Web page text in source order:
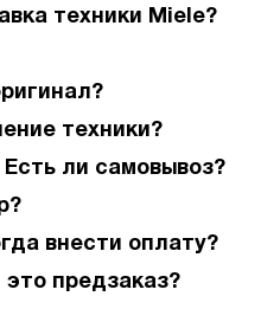
техники Miele?
техники?
ли самовывоз?
внести оплату?
предзаказ?